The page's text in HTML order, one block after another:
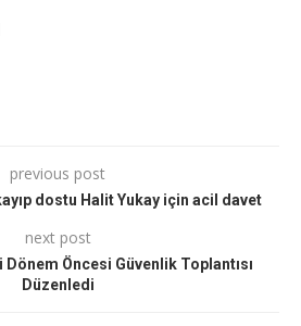
previous post
dostu Halit Yukay için acil davet
next post
Dönem Öncesi Güvenlik Toplantısı
Düzenledi